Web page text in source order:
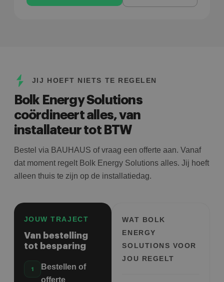
JIJ HOEFT NIETS TE REGELEN
Bolk Energy Solutions
coördineert alles, van
installateur tot BTW
Bestel via BAUHAUS of vraag een offerte aan. Vanaf
dat moment regelt Bolk Energy Solutions alles. Jij hoeft
alleen thuis te zijn op de installatiedag.
JOUW TRAJECT
Van bestelling
tot besparing
Bestellen of
offerte
WAT BOLK
ENERGY
SOLUTIONS VOOR
JOU REGELT